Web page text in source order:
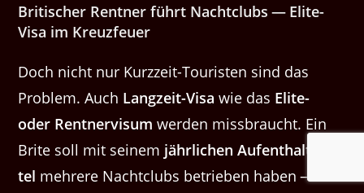
Britis­ch­er Rent­ner führt Nacht­clubs — Elite-
Visa im Kreuzfeuer
Doch nicht nur Kurzzeit-Touris­ten sind das
Prob­lem. Auch Langzeit-Visa wie das Elite-
oder Rent­nervi­sum wer­den miss­braucht. Ein
Brite soll mit seinem jährlichen Aufen­thalt­sti­
tel mehrere Nacht­clubs betrieben haben —